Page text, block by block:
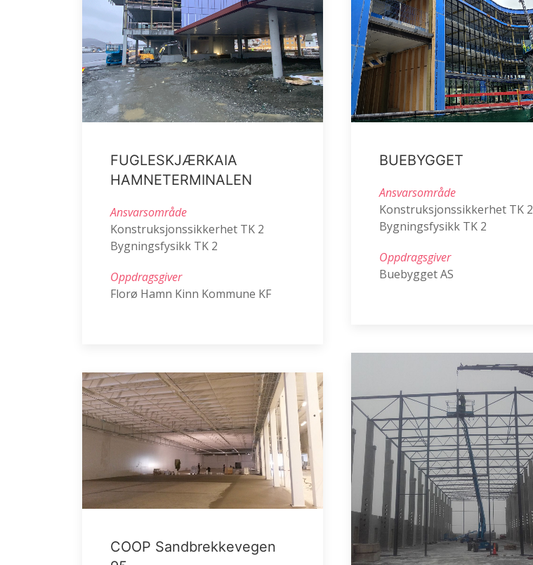
FUGLESKJÆRKAIA
HAMNETERMINALEN
Ansvarsområde
Konstruksjonssikkerhet TK 2
Bygningsfysikk TK 2
Oppdragsgiver
Florø Hamn Kinn Kommune KF
BUEBYGGET
Ansvarsområde
Konstruksjonssikkerhet TK 2
Bygningsfysikk TK 2
Oppdragsgiver
Buebygget AS
COOP Sandbrekkevegen